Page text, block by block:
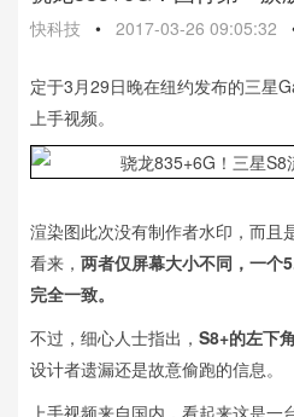
快科技 • 2017-03-26 09:05:32
定于3月29日晚在纽约发布的三星
上手视频。
渲染图此次没有制作者水印，而且
看来， 两者仅屏幕大小不同，一个
完全一致。
不过，细心人士指出， S8+的左下
设计者遗漏还是故意偷跑的信息。
上手视频来自国内，看起来这是一